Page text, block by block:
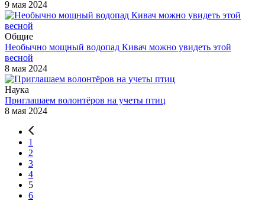
9 мая 2024
Общие
Необычно мощный водопад Кивач можно увидеть этой
весной
8 мая 2024
Наука
Приглашаем волонтёров на учеты птиц
8 мая 2024
1
2
3
4
5
6